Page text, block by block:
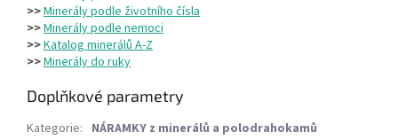
>>Minerály podle životního čísla
>>Minerály podle nemoci
>>Katalog minerálů A-Z
>>Minerály do ruky
Doplňkové parametry
Kategorie: NÁRAMKY z minerálů a polodrahokamů